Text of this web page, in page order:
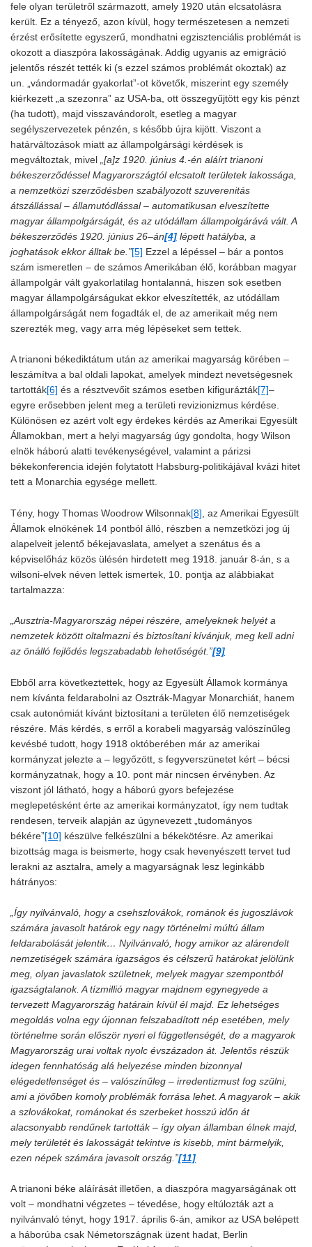
fele olyan területről származott, amely 1920 után elcsatolásra
került. Ez a tényező, azon kívül, hogy természetesen a nemzeti
érzést erősítette egyszerű, mondhatni egzisztenciális problémát is
okozott a diaszpóra lakosságának. Addig ugyanis az emigráció
jelentős részét tették ki (s ezzel számos problémát okoztak) az
un. „vándormadár gyakorlat”-ot követők, miszerint egy személy
kiérkezett „a szezonra” az USA-ba, ott összegyűjtött egy kis pénzt
(ha tudott), majd visszavándorolt, esetleg a magyar
segélyszervezetek pénzén, s később újra kijött. Viszont a
határváltozások miatt az állampolgársági kérdések is
megváltoztak, mivel „[a]z 1920. június 4.-én aláírt trianoni
békeszerződéssel Magyarországtól elcsatolt területek lakossága,
a nemzetközi szerződésben szabályozott szuverenitás
átszállással – államutódlással – automatikusan elveszítette
magyar állampolgárságát, és az utódállam állampolgárává vált. A
békeszerződés 1920. június 26–án[4] lépett hatályba, a
joghatások ekkor álltak be.”[5] Ezzel a lépéssel – bár a pontos
szám ismeretlen – de számos Amerikában élő, korábban magyar
állampolgár vált gyakorlatilag hontalanná, hiszen sok esetben
magyar állampolgárságukat ekkor elveszítették, az utódállam
állampolgárságát nem fogadták el, de az amerikait még nem
szerezték meg, vagy arra még lépéseket sem tettek.
A trianoni békediktátum után az amerikai magyarság körében –
leszámítva a bal oldali lapokat, amelyek mindezt nevetségesnek
tartották[6] és a résztvevőit számos esetben kifigurázták[7]–
egyre erősebben jelent meg a területi revizionizmus kérdése.
Különösen ez azért volt egy érdekes kérdés az Amerikai Egyesült
Államokban, mert a helyi magyarság úgy gondolta, hogy Wilson
elnök háború alatti tevékenységével, valamint a párizsi
békekonferencia idején folytatott Habsburg-politikájával kvázi hitet
tett a Monarchia egysége mellett.
Tény, hogy Thomas Woodrow Wilsonnak[8] , az Amerikai Egyesült
Államok elnökének 14 pontból álló, részben a nemzetközi jog új
alapelveit jelentő békejavaslata, amelyet a szenátus és a
képviselőház közös ülésén hirdetett meg 1918. január 8-án, s a
wilsoni-elvek néven lettek ismertek, 10. pontja az alábbiakat
tartalmazza:
„Ausztria-Magyarország népei részére, amelyeknek helyét a
nemzetek között oltalmazni és biztosítani kívánjuk, meg kell adni
az önálló fejlődés legszabadabb lehetőségét.”[9]
Ebből arra következtettek, hogy az Egyesült Államok kormánya
nem kívánta feldarabolni az Osztrák-Magyar Monarchiát, hanem
csak autonómiát kívánt biztosítani a területen élő nemzetiségek
részére. Más kérdés, s erről a korabeli magyarság valószínűleg
kevésbé tudott, hogy 1918 októberében már az amerikai
kormányzat jelezte a – legyőzött, s fegyverszünetet kért – bécsi
kormányzatnak, hogy a 10. pont már nincsen érvényben. Az
viszont jól látható, hogy a háború gyors befejezése
meglepetésként érte az amerikai kormányzatot, így nem tudtak
rendesen, terveik alapján az úgynevezett „tudományos
békére”[10] készülve felkészülni a békekötésre. Az amerikai
bizottság maga is beismerte, hogy csak hevenyészett tervet tud
lerakni az asztalra, amely a magyarságnak lesz leginkább
hátrányos:
„Így nyilvánvaló, hogy a csehszlovákok, románok és jugoszlávok
számára javasolt határok egy nagy történelmi múltú állam
feldarabolását jelentik… Nyilvánvaló, hogy amikor az alárendelt
nemzetiségek számára igazságos és célszerű határokat jelölünk
meg, olyan javaslatok születnek, melyek magyar szempontból
igazságtalanok. A tízmillió magyar majdnem egynegyede a
tervezett Magyarország határain kívül él majd. Ez lehetséges
megoldás volna egy újonnan felszabadított nép esetében, mely
történelme során először nyeri el függetlenségét, de a magyarok
Magyarország urai voltak nyolc évszázadon át. Jelentős részük
idegen fennhatóság alá helyezése minden bizonnyal
elégedetlenséget és – valószínűleg – irredentizmust fog szülni,
ami a jövőben komoly problémák forrása lehet. A magyarok – akik
a szlovákokat, románokat és szerbeket hosszú időn át
alacsonyabb rendűnek tartották – így olyan államban élnek majd,
mely területét és lakosságát tekintve is kisebb, mint bármelyik,
ezen népek számára javasolt ország.”[11]
A trianoni béke aláírását illetően, a diaszpóra magyarságának ott
volt – mondhatni végzetes – tévedése, hogy eltúlozták azt a
nyilvánvaló tényt, hogy 1917. április 6-án, amikor az USA belépett
a háborúba csak Németországnak üzent hadat, Berlin